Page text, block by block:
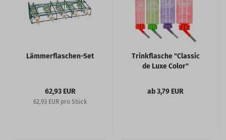
Lämmerflaschen-Set
62,93 EUR
62,93 EUR pro Stück
Trinkflasche "Classic
de Luxe Color"
ab 3,79 EUR